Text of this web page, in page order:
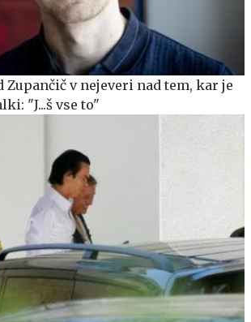
v nejeveri nad tem, kar je
"J...š vse to"